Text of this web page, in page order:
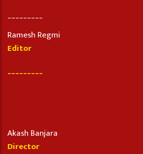
Ramesh Regmi
Editor
Akash Banjara
Director